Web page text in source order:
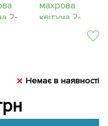
Немає в наявності